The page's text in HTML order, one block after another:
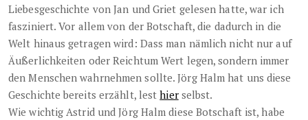
Liebesgeschichte von Jan und Griet gelesen hatte, war ich
fasziniert. Vor allem von der Botschaft, die dadurch in die
Welt hinaus getragen wird: Dass man nämlich nicht nur auf
Äußerlichkeiten oder Reichtum Wert legen, sondern immer
den Menschen wahrnehmen sollte. Jörg Halm hat uns diese
Geschichte bereits erzählt, lesthierselbst.
Wie wichtig Astrid und Jörg Halm diese Botschaft ist, habe